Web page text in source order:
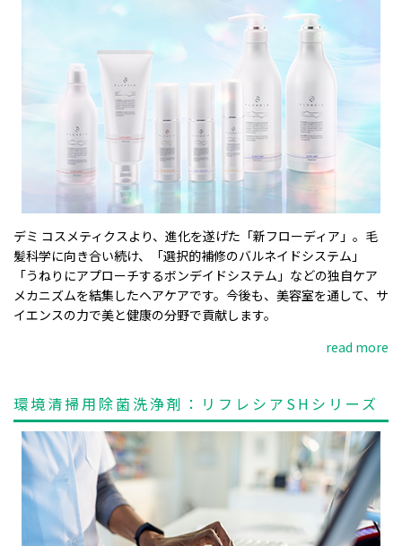
デミ コスメティクスより、進化を遂げた「新フローディア」。毛
髪科学に向き合い続け、「選択的補修のバルネイドシステム」
「うねりにアプローチするボンデイドシステム」などの独自ケア
メカニズムを結集したヘアケアです。今後も、美容室を通して、サ
イエンスの力で美と健康の分野で貢献します。
read more
環境清掃用除菌洗浄剤：リフレシアSHシリーズ